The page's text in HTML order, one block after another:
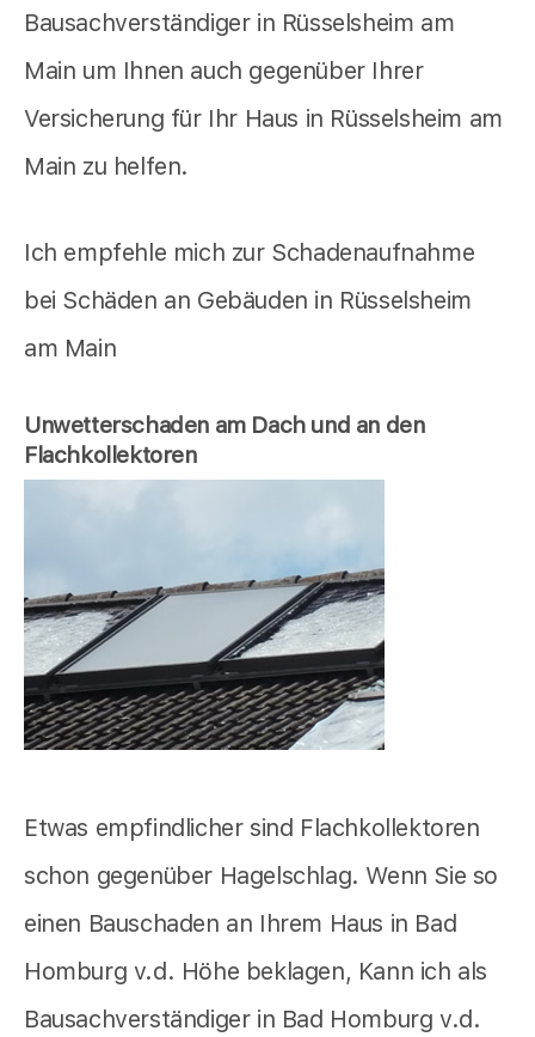
Bausachverständiger in Rüsselsheim am
Main um Ihnen auch gegenüber Ihrer
Versicherung für Ihr Haus in Rüsselsheim am
Main zu helfen.
Ich empfehle mich zur Schadenaufnahme
bei Schäden an Gebäuden in Rüsselsheim
am Main
Unwetterschaden am Dach und an den
Flachkollektoren
Etwas empfindlicher sind Flachkollektoren
schon gegenüber Hagelschlag. Wenn Sie so
einen Bauschaden an Ihrem Haus in Bad
Homburg v.d. Höhe beklagen, Kann ich als
Bausachverständiger in Bad Homburg v.d.